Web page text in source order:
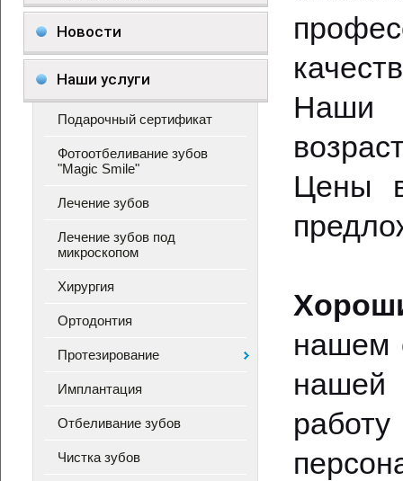
Новости
Наши услуги
Подарочный сертификат
Фотоотбеливание зубов
"Magic Smile"
Лечение зубов
Лечение зубов под
микроскопом
Хирургия
Ортодонтия
Протезирование
Имплантация
Отбеливание зубов
Чистка зубов
Наши
Цены
нашем
нашей